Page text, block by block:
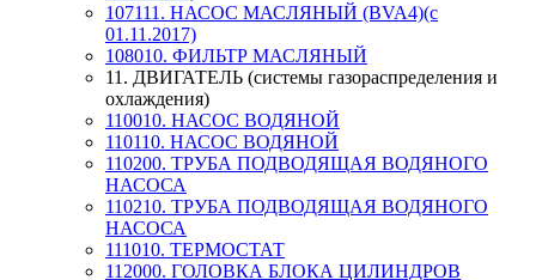
107111. НАСОС МАСЛЯНЫЙ (BVA4)(с
01.11.2017)
108010. ФИЛЬТР МАСЛЯНЫЙ
11. ДВИГАТЕЛЬ (системы газораспределения и
охлаждения)
110010. НАСОС ВОДЯНОЙ
110110. НАСОС ВОДЯНОЙ
110200. ТРУБА ПОДВОДЯЩАЯ ВОДЯНОГО
НАСОСА
110210. ТРУБА ПОДВОДЯЩАЯ ВОДЯНОГО
НАСОСА
111010. ТЕРМОСТАТ
112000. ГОЛОВКА БЛОКА ЦИЛИНДРОВ